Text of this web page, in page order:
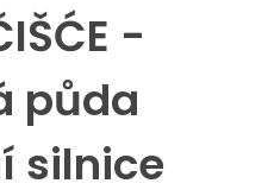
-
půda
silnice